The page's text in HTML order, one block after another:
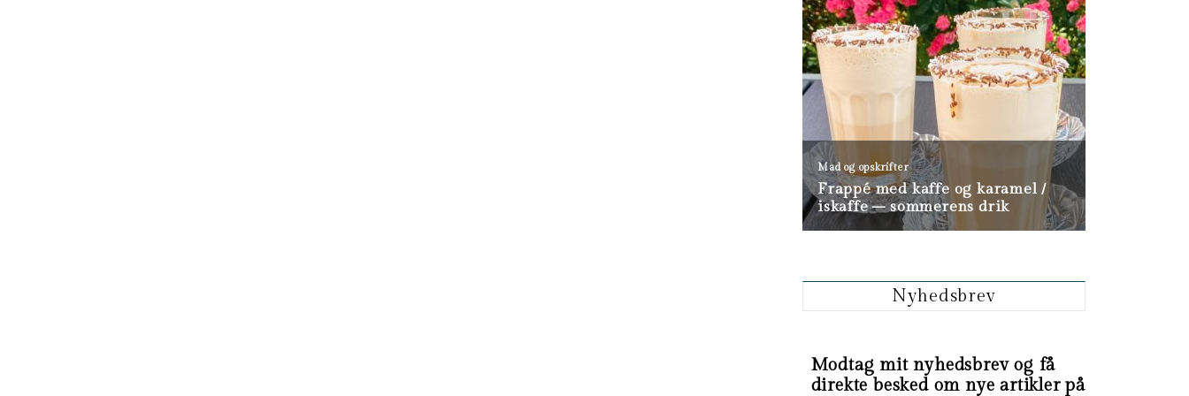
Nyhedsbrev
Modtag mit nyhedsbrev og få
direkte besked om nye artikler på